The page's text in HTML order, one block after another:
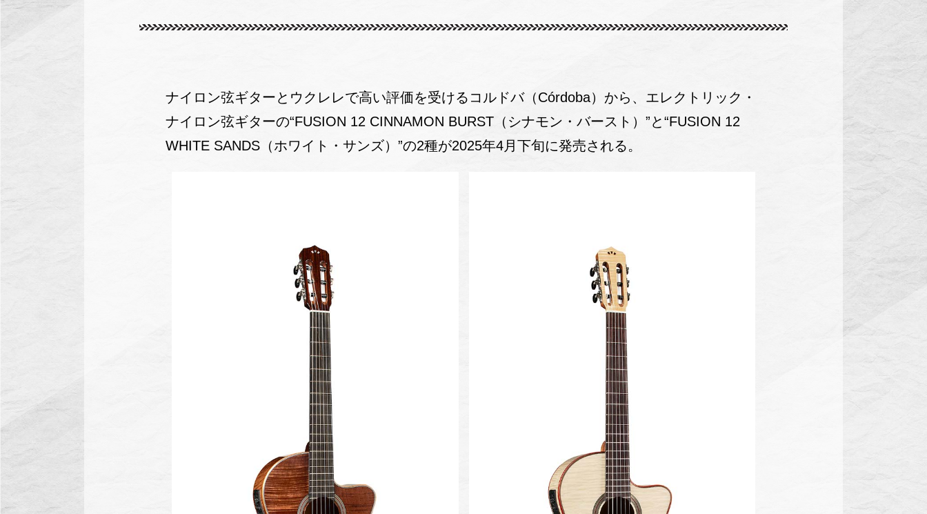
ナイロン弦ギターとウクレレで高い評価を受けるコルドバ（Córdoba）から、エレクトリック・
ナイロン弦ギターの“FUSION 12 CINNAMON BURST（シナモン・バースト）”と“FUSION 12
WHITE SANDS（ホワイト・サンズ）”の2種が2025年4月下旬に発売される。